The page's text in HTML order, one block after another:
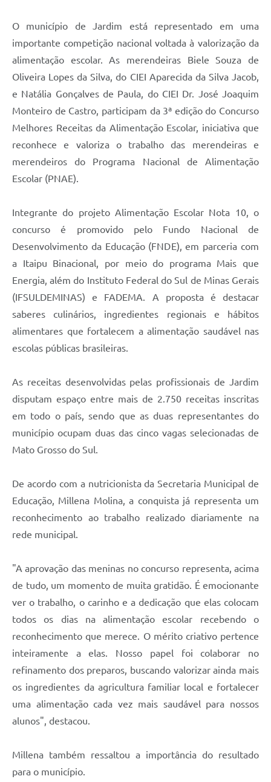
O município de Jardim está representado em uma
importante competição nacional voltada à valorização da
alimentação escolar. As merendeiras Biele Souza de
Oliveira Lopes da Silva, do CIEI Aparecida da Silva Jacob,
e Natália Gonçalves de Paula, do CIEI Dr. José Joaquim
Monteiro de Castro, participam da 3ª edição do Concurso
Melhores Receitas da Alimentação Escolar, iniciativa que
reconhece e valoriza o trabalho das merendeiras e
merendeiros do Programa Nacional de Alimentação
Escolar (PNAE).
Integrante do projeto Alimentação Escolar Nota 10, o
concurso é promovido pelo Fundo Nacional de
Desenvolvimento da Educação (FNDE), em parceria com
a Itaipu Binacional, por meio do programa Mais que
Energia, além do Instituto Federal do Sul de Minas Gerais
(IFSULDEMINAS) e FADEMA. A proposta é destacar
saberes culinários, ingredientes regionais e hábitos
alimentares que fortalecem a alimentação saudável nas
escolas públicas brasileiras.
As receitas desenvolvidas pelas profissionais de Jardim
disputam espaço entre mais de 2.750 receitas inscritas
em todo o país, sendo que as duas representantes do
município ocupam duas das cinco vagas selecionadas de
Mato Grosso do Sul.
De acordo com a nutricionista da Secretaria Municipal de
Educação, Millena Molina, a conquista já representa um
reconhecimento ao trabalho realizado diariamente na
rede municipal.
"A aprovação das meninas no concurso representa, acima
de tudo, um momento de muita gratidão. É emocionante
ver o trabalho, o carinho e a dedicação que elas colocam
todos os dias na alimentação escolar recebendo o
reconhecimento que merece. O mérito criativo pertence
inteiramente a elas. Nosso papel foi colaborar no
refinamento dos preparos, buscando valorizar ainda mais
os ingredientes da agricultura familiar local e fortalecer
uma alimentação cada vez mais saudável para nossos
alunos", destacou.
Millena também ressaltou a importância do resultado
para o município.